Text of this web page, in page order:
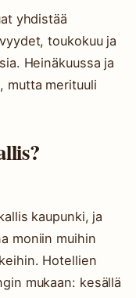
yhdistää
toukokuu ja
Heinäkuussa ja
mutta merituuli
kaupunki, ja
moniin muihin
Hotellien
mukaan: kesällä